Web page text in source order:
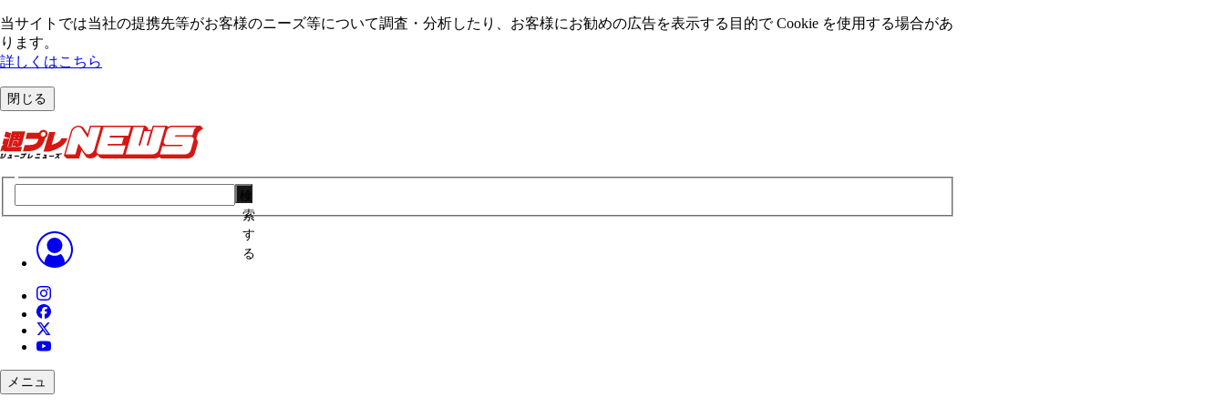
当サイトでは当社の提携先等がお客様のニーズ等について調査・分析したり、お客様にお勧めの広告を表⽰する⽬的で Cookie を使⽤する場合があ
ります。
詳しくはこちら
閉じる
索
す
る
メニュ